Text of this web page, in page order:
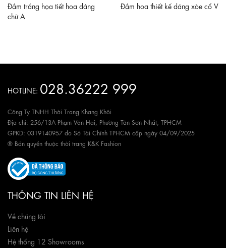
Đầm trắng họa tiết hoa dáng
chữ A
Đầm hoa thiết kế dáng xòe cổ V
HOTLINE: 028.36222 999
Công Ty TNHH Thời Trang Khang Khôi
Địa chỉ: 256/13A Phạm Văn Hai, Phường Tân Sơn Nhất, TPHCM
GPKD: 0319140957 do Sở Tài Chính TPHCM cấp ngày 04/09/2025
® Bản quyền thuộc thời trang K&K Fashion
THÔNG TIN LIÊN HỆ
Về chúng tôi
Liên hệ
Hệ thống 12 Showrooms